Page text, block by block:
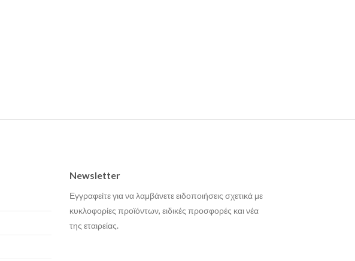
Newsletter
Εγγραφείτε για να λαμβάνετε ειδοποιήσεις σχετικά με
κυκλοφορίες προϊόντων, ειδικές προσφορές και νέα
της εταιρείας.